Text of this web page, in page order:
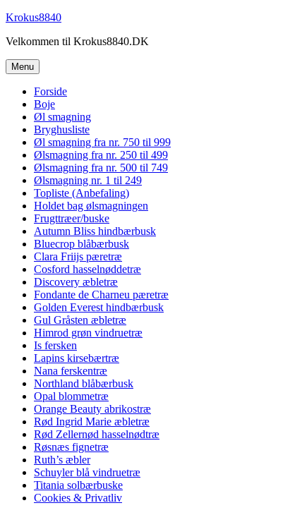
Videre
indhold
Krokus8840
Velkommen til Krokus8840.DK
Menu
Forside
Boje
Øl smagning
Bryghusliste
Øl smagning fra nr. 750 til 999
Ølsmagning fra nr. 250 til 499
Ølsmagning fra nr. 500 til 749
Ølsmagning nr. 1 til 249
Topliste (Anbefaling)
Holdet bag ølsmagningen
Frugttræer/buske
Autumn Bliss hindbærbusk
Bluecrop blåbærbusk
Clara Friijs pæretræ
Cosford hasselnøddetræ
Discovery æbletræ
Fondante de Charneu pæretræ
Golden Everest hindbærbusk
Gul Gråsten æbletræ
Himrod grøn vindruetræ
Is fersken
Lapins kirsebærtræ
Nana ferskentræ
Northland blåbærbusk
Opal blommetræ
Orange Beauty abrikostræ
Rød Ingrid Marie æbletræ
Rød Zellernød hasselnødtræ
Røsnæs fignetræ
Ruth’s æbler
Schuyler blå vindruetræ
Titania solbærbuske
Cookies & Privatliv